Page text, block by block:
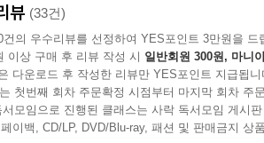
섭취에 대해 논할 만큼 각종 타민과 미네
섭취에 대한 이해, 주요 비타민의 몸속 작
총 5장으로 구성된다. 1장에서는 세포
사람들은 질병에서 해방되지 못하는지 살
는 면역 체계 이상으로 발생한 여러 질
뷰 (33건)
건의 우수리뷰를 선정하여 YES포인트 3만원을 드
이상 구매 후 리뷰 작성 시 일반회원 300원, 마니
다운로드 후 작성한 리뷰만 YES포인트 지급됩니
첫번째 회차 주문확정 시점부터 마지막 회차 주
모임으로 진행된 클래스는 사락 독서모임 게시
이백, CD/LP, DVD/Blu-ray, 패션 및 판매금지 상